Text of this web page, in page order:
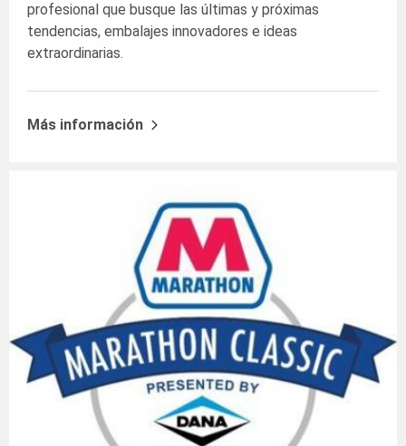
profesional que busque las últimas y próximas
tendencias, embalajes innovadores e ideas
extraordinarias.
Más información